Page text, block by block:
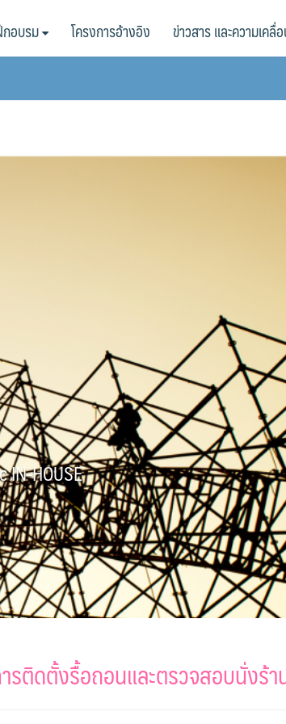
อบรม โครงการอ้างอิง ข่าวสาร และความเคลื่
HOUSE
รติดตั้งรื้อถอนและตรวจสอบนั่งร้